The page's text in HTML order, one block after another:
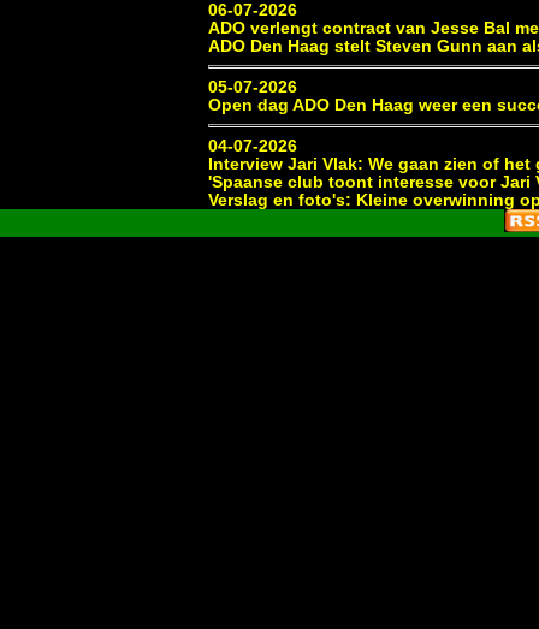
06-07-2026
ADO verlengt contract van Jesse Bal
ADO Den Haag stelt Steven Gunn aan
05-07-2026
Open dag ADO Den Haag weer een
04-07-2026
Interview Jari Vlak: We gaan zien of het
'Spaanse club toont interesse voor Jari
Verslag en foto's: Kleine overwinning